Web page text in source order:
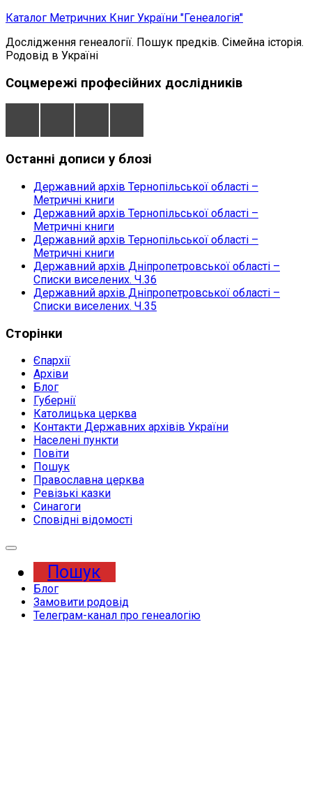
Skip
content
Каталог Метричних Книг України "Генеалогія"
Дослідження генеалогії. Пошук предків. Сімейна історія.
Родовід в Україні
Соцмережі професійних дослідників
Останні дописи у блозі
Державний архів Тернопільської області –
Метричні книги
Державний архів Тернопільської області –
Метричні книги
Державний архів Тернопільської області –
Метричні книги
Державний архів Дніпропетровської області –
Списки виселених. Ч.36
Державний архів Дніпропетровської області –
Списки виселених. Ч.35
Сторінки
Єпархії
Архіви
Блог
Губернії
Католицька церква
Контакти Державних архівів України
Населені пункти
Повіти
Пошук
Православна церква
Ревізькі казки
Синагоги
Сповідні відомості
Expand
Пошук
Блог
Замовити родовід
Телеграм-канал про генеалогію